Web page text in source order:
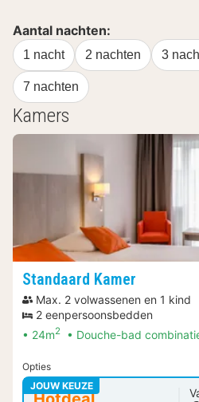
Aantal nachten:
1 nacht 2 nachten 3
7 nachten
Kamers
Standaard Kamer
Max. 2 volwassenen en 1 kind
2 eenpersoonsbedden
24m2 Douche-bad
Opties
JOUW KEUZE